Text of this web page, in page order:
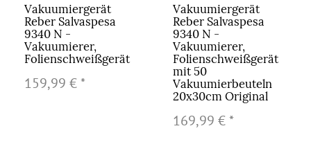
Vakuumiergerät
Reber Salvaspesa
9340 N -
Vakuumierer,
Folienschweißgerät
159,99 €*
Vakuumiergerät
Reber Salvaspesa
9340 N -
Vakuumierer,
Folienschweißgerät
mit 50
Vakuumierbeuteln
20x30cm Original
169,99 €*